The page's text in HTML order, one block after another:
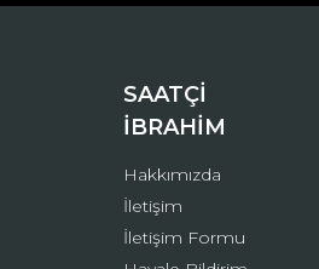
Bu ürüne benzer
SAATÇİ
İBRAHİM
Hakkımızda
İletişim
İletişim Formu